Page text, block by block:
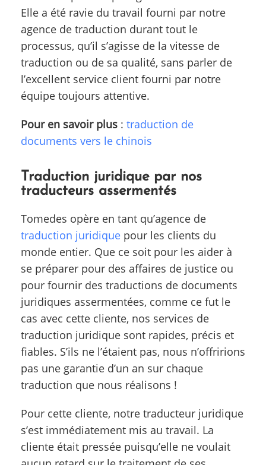
Elle a été ravie du travail fourni par notre
agence de traduction durant tout le
processus, qu’il s’agisse de la vitesse de
traduction ou de sa qualité, sans parler de
l’excellent service client fourni par notre
équipe toujours attentive.
Pour en savoir plus : traduction de
documents vers le chinois
Traduction juridique par nos
traducteurs assermentés
Tomedes opère en tant qu’agence de
traduction juridique pour les clients du
monde entier. Que ce soit pour les aider à
se préparer pour des affaires de justice ou
pour fournir des traductions de documents
juridiques assermentées, comme ce fut le
cas avec cette cliente, nos services de
traduction juridique sont rapides, précis et
fiables. S’ils ne l’étaient pas, nous n’offririons
pas une garantie d’un an sur chaque
traduction que nous réalisons !
Pour cette cliente, notre traducteur juridique
s’est immédiatement mis au travail. La
cliente était pressée puisqu’elle ne voulait